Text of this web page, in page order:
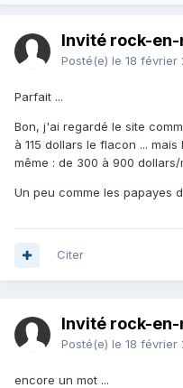
Invité rock-
Posté(e) le 18 février
Parfait ...
Bon, j'ai regardé le site
à 115 dollars le flacon ...
même : de 300 à 900
Un peu comme les papayes
Citer
Invité rock-
Posté(e) le 18 février
encore un mot ...